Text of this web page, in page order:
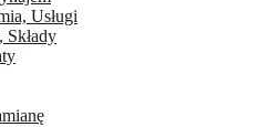
Usługi
Składy